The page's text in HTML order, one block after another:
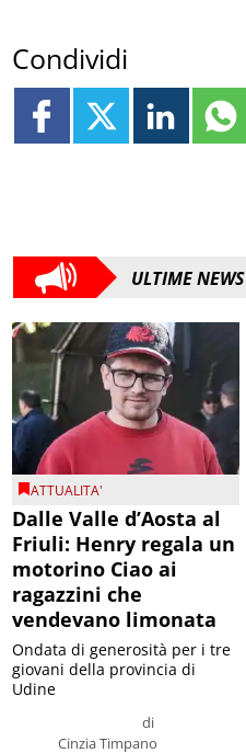
Condividi
ULTIME NEWS
ATTUALITA'
Dalle Valle d’Aosta al
Friuli: Henry regala un
motorino Ciao ai
ragazzini che
vendevano limonata
di
Cinzia Timpano
Ondata di generosità per i tre
giovani della provincia di
Udine